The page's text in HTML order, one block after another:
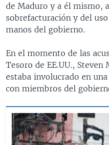
de Maduro y a él mismo,
sobrefacturación y del
manos del gobierno.
En el momento de las
Tesoro de EE.UU., Steven
estaba involucrado en
con miembros del